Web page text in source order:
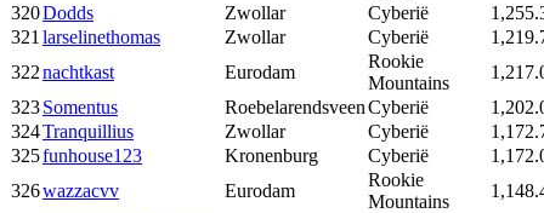
320Dodds Zwollar Cyberië
321 larselinethomas Zwollar Cyberië
322nachtkast Eurodam
Rookie
Mountains
323Somentus RoebelarendsveenCyberië
324Tranquillius Zwollar Cyberië
325funhouse123 Kronenburg Cyberië
326wazzacvv Eurodam
Rookie
Mountains